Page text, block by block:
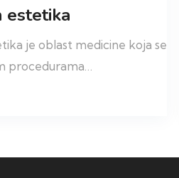
estetika
je oblast medicine koja se
procedurama…